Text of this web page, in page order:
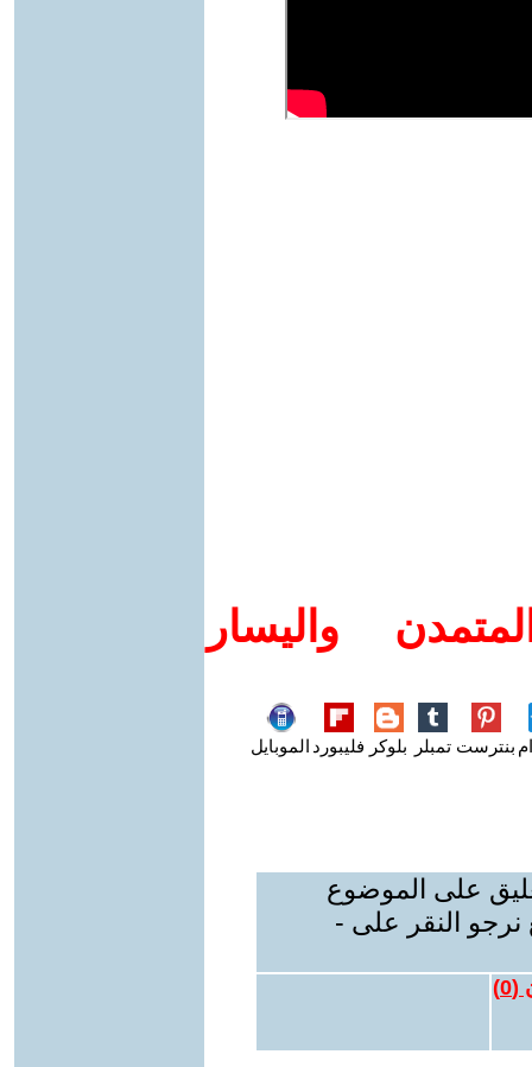
واليسار
بنترست تمبلر بلوكر فليبورد الموبايل
على الموضوع
نرجو النقر على -
(
0
)